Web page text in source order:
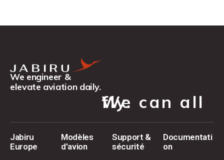
We engineer &
elevate aviation daily.
We can all fly.
Jabiru
Europe
Modèles
d'avion
Support &
sécurité
Documentati
on